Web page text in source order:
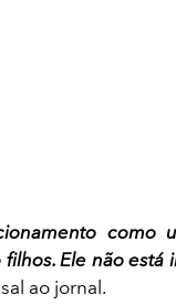
como
Ele não está
ao jornal.